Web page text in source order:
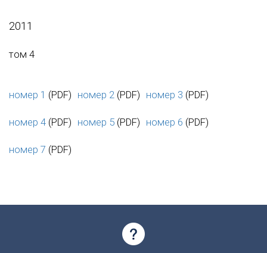
2011
том 4
номер 1 (PDF) номер 2 (PDF) номер 3 (PDF)
номер 4 (PDF) номер 5 (PDF) номер 6 (PDF)
номер 7 (PDF)